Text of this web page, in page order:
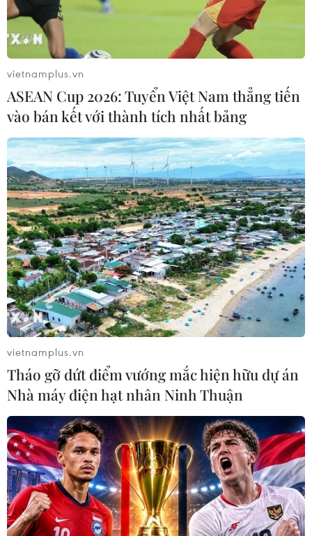
Người trúng giải Jackpot 49 tỷ đồng là một
phụ nữ ở Vĩnh Long
30/11/2016 12:30
Người chơi trúng giải Jackpot trong kỳ quay tối 27/11 đã
tới nhận giải và được trao số tiền hơn 49 tỷ đồng sau
thuế là một phụ nữ đến từ Vĩnh Long.
Từ 5/12, người Hà Nội có thể mua vé giải
Jackpot tại 150 điểm bán
vietnamplus.vn
ASEAN Cup 2026: Tuyển Việt Nam thẳng tiến
vào bán kết với thành tích nhất bảng
vietnamplus.vn
Tháo gỡ dứt điểm vướng mắc hiện hữu dự án
Nhà máy điện hạt nhân Ninh Thuận